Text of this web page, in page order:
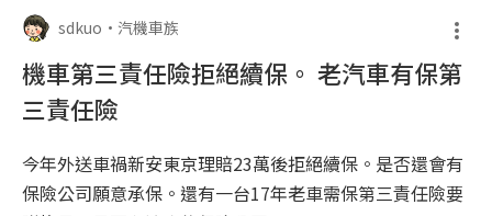
sdkuo • 汽機車族
機車第三責任險拒絕續保。 老汽車有保第
三責任險
今年外送車禍新安東京理賠23萬後拒絕續保。是否還會有
保險公司願意承保。還有一台17年老車需保第三責任險要